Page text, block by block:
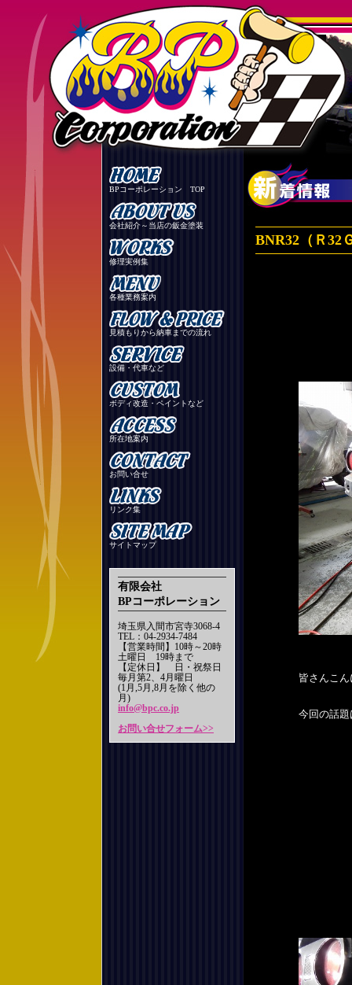
BPコーポレーション TOP
会社紹介～当店の鈑金塗装
修理実例集
各種業務案内
見積もりから納車までの流れ
設備・代車など
ボディ改造・ペイントなど
所在地案内
お問い合せ
リンク集
サイトマップ
有限会社
BPコーポレーション
埼玉県入間市宮寺3068-4
TEL：04-2934-7484
【営業時間】10時～20時
土曜日 19時まで
【定休日】 日・祝祭日
毎月第2、4月曜日
(1月,5月,8月を除く他の
月)
info@bpc.co.jp
お問い合せフォーム>>
BNR32（Ｒ
皆さんこ
今回の話